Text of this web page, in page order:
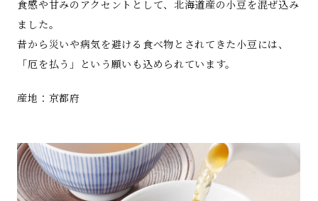
食感や甘みのアクセントとして、北海道産の小豆を混ぜ込み
ました。
昔から災いや病気を避ける食べ物とされてきた小豆には、
「厄を払う」という願いも込められています。
産地：京都府